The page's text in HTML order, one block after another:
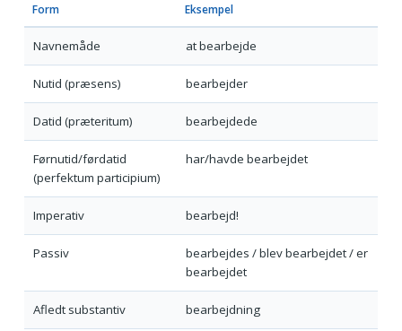
Form Eksempel
Navnemåde at bearbejde
Nutid (præsens) bearbejder
Datid (præteritum) bearbejdede
Førnutid/førdatid
(perfektum participium)
har/havde bearbejdet
Imperativ bearbejd!
Passiv
bearbejdes / blev bearbejdet / er
bearbejdet
Afledt substantiv bearbejdning